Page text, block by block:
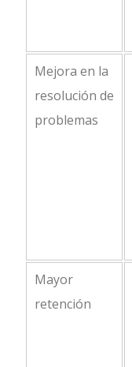
Mejora en la
resolución de
problemas
Mayor
retención